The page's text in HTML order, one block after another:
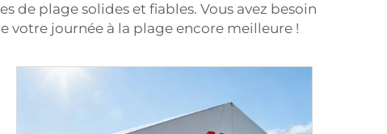
de plage solides et fiables. Vous avez besoin
votre journée à la plage encore meilleure !